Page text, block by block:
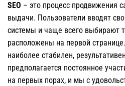
SEO – это процесс продвижения
выдачи. Пользователи вводят
системы и чаще всего выбирают
расположены на первой
наиболее стабилен,
предполагается постоянное
на первых порах, и мы с